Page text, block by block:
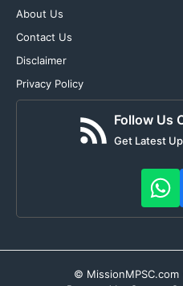
About Us
Contact Us
Disclaimer
Privacy Policy
Follow Us
Get Latest
©